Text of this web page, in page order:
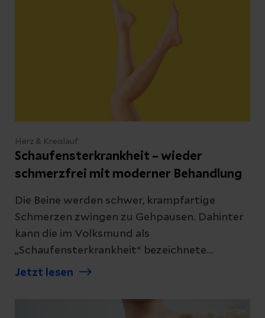
und wie wird Arteriosklerose behandelt?
Herz & Kreislauf
Schaufensterkrankheit – wieder
schmerzfrei mit moderner Behandlung
Die Beine werden schwer, krampfartige
Schmerzen zwingen zu Gehpausen. Dahinter
kann die im Volksmund als
„Schaufensterkrankheit“ bezeichnete
periphere arterielle Verschlusskrankheit
Jetzt lesen